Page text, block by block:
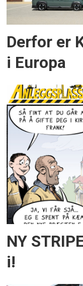
Derfor er
i Europa
NY
i!